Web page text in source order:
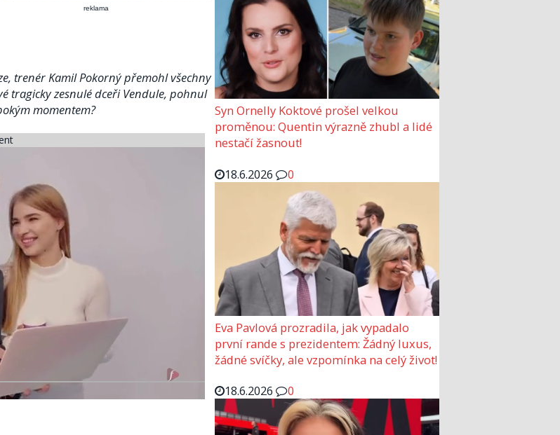
reklama
trenér Kamil Pokorný přemohl všechny
tragicky zesnulé dceři Vendule, pohnul
momentem?
Syn Ornelly Koktové prošel velkou
proměnou: Quentin výrazně zhubl a lidé
nestačí žasnout!
18.6.2026
0
Eva Pavlová prozradila, jak vypadalo
první rande s prezidentem: Žádný luxus,
žádné svíčky, ale vzpomínka na celý život!
18.6.2026
0